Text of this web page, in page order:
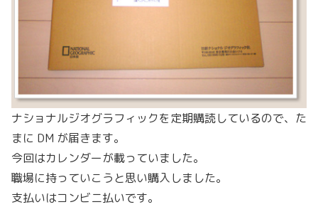
ナショナルジオグラフィックを定期購読しているので、た
まに DM が届きます。
今回はカレンダーが載っていました。
職場に持っていこうと思い購入しました。
支払いはコンビニ払いです。